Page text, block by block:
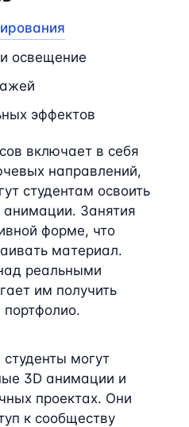
освещение
эффектов
включает в себя
направлений,
студентам освоить
Занятия
форме, что
материал.
реальными
им получить
портфолио.
могут
3D анимации и
проектах. Они
к сообществу